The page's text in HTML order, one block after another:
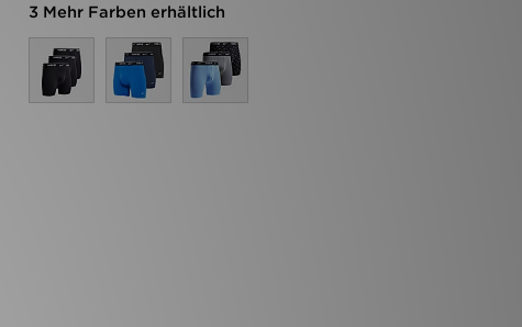
3 Mehr Farben erhältlich